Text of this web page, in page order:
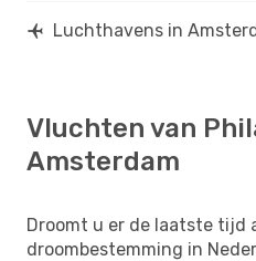
Luchthavens in
Vluchten van
Amsterdam
Droomt u er de laatste tijd
droombestemming in